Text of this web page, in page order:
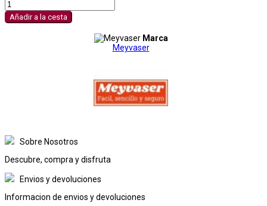
Añadir a la cesta
Marca
Meyvaser
Sobre Nosotros
Descubre, compra y disfruta
Envios y devoluciones
Informacion de envios y devoluciones